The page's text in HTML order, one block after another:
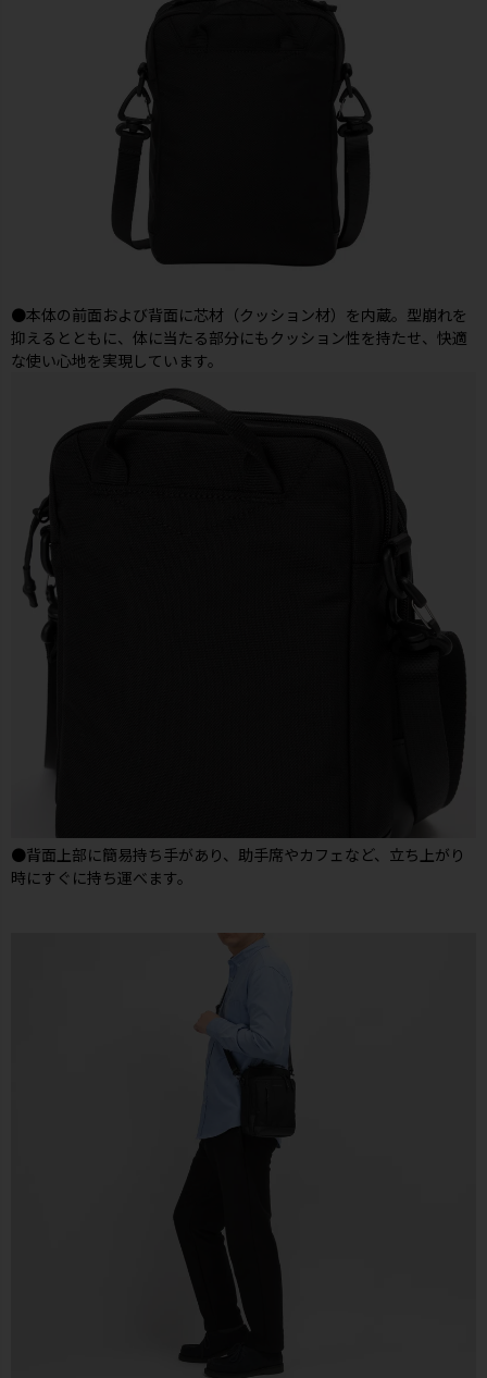
●本体の前面および背面に芯材（クッション材）を内蔵。型崩れを
抑えるとともに、体に当たる部分にもクッション性を持たせ、快適
な使い心地を実現しています。
●背面上部に簡易持ち手があり、助手席やカフェなど、立ち上がり
時にすぐに持ち運べます。